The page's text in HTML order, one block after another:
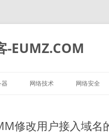
-EUMZ.COM
网络技术 网络安全
修改用户接入域名